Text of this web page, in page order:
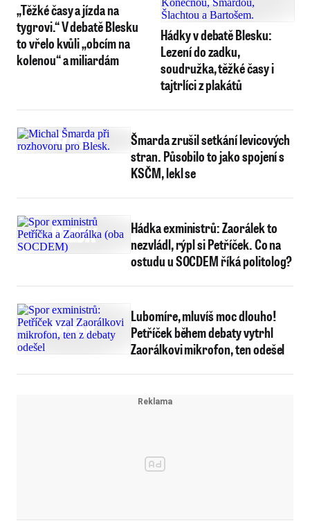
„Těžké časy a jízda na
tygrovi.“ V debatě Blesku
to vřelo kvůli „obcím na
kolenou“ a miliardám
Hádky v debatě Blesku:
Lezení do zadku,
soudružka, těžké časy i
tajtrlíci z plakátů
Šmarda zrušil setkání levicových
stran. Působilo to jako spojení s
KSČM, lekl se
Hádka exministrů: Zaorálek to
nezvládl, rýpl si Petříček. Co na
ostudu u SOCDEM říká politolog?
Lubomíre, mluvíš moc dlouho!
Petříček během debaty vytrhl
Zaorálkovi mikrofon, ten odešel